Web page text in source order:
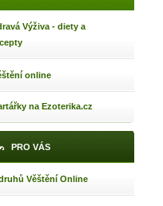
Výživa - diety a
online
na Ezoterika.cz
PRO VÁS
Věštění Online